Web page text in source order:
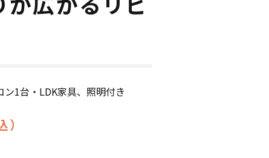
イベント・見学会
1台・LDK家具、照明付き